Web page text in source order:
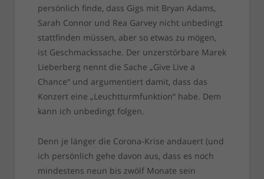
persönlich finde, dass Gigs mit Bryan Adams,
Sarah Connor und Rea Garvey nicht unbedingt
stattfinden müssen, aber so etwas zu mögen,
ist Geschmackssache. Der unzerstörbare Marek
Lieberberg nennt die Sache „Give Live a
Chance“ und argumentiert damit, dass das
Konzert eine „Leuchtturmfunktion“ habe. Dem
kann ich unbedingt folgen.
Denn je länger die Corona-Krise andauert (und
ich persönlich gehe davon aus, dass es noch
mindestens neun bis zwölf Monate sein